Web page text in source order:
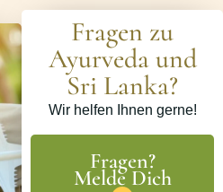
Fragen zu
Ayurveda und
Sri Lanka?
Wir helfen Ihnen gerne!
Fragen?
Melde Dich